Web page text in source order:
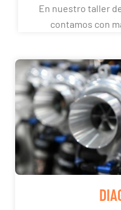
En nuestro taller
contamos con